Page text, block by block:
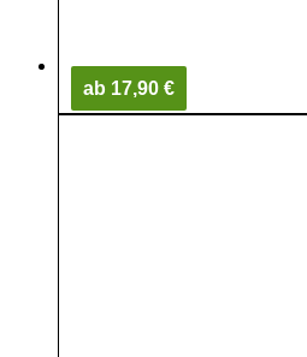
ab 17,90 €